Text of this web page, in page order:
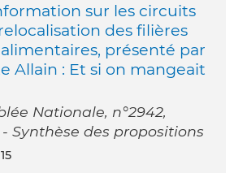
sur les circuits
des filières
présenté par
Allain : Et si on mangeait
Nationale, n°2942,
Synthèse des propositions